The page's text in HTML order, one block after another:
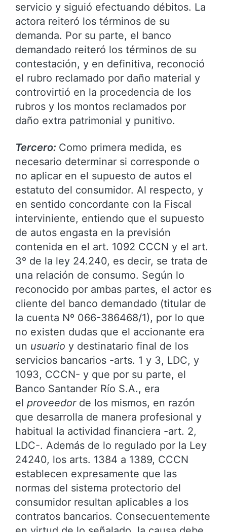
servicio y siguió efectuando débitos. La
actora reiteró los términos de su
demanda. Por su parte, el banco
demandado reiteró los términos de su
contestación, y en definitiva, reconoció
el rubro reclamado por daño material y
controvirtió en la procedencia de los
rubros y los montos reclamados por
daño extra patrimonial y punitivo.
Tercero: Como primera medida, es
necesario determinar si corresponde o
no aplicar en el supuesto de autos el
estatuto del consumidor. Al respecto, y
en sentido concordante con la Fiscal
interviniente, entiendo que el supuesto
de autos engasta en la previsión
contenida en el art. 1092 CCCN y el art.
3º de la ley 24.240, es decir, se trata de
una relación de consumo. Según lo
reconocido por ambas partes, el actor es
cliente del banco demandado (titular de
la cuenta Nº 066-386468/1), por lo que
no existen dudas que el accionante era
un usuario y destinatario final de los
servicios bancarios -arts. 1 y 3, LDC, y
1093, CCCN- y que por su parte, el
Banco Santander Río S.A., era
el proveedor de los mismos, en razón
que desarrolla de manera profesional y
habitual la actividad financiera -art. 2,
LDC-. Además de lo regulado por la Ley
24240, los arts. 1384 a 1389, CCCN
establecen expresamente que las
normas del sistema protectorio del
consumidor resultan aplicables a los
contratos bancarios. Consecuentemente